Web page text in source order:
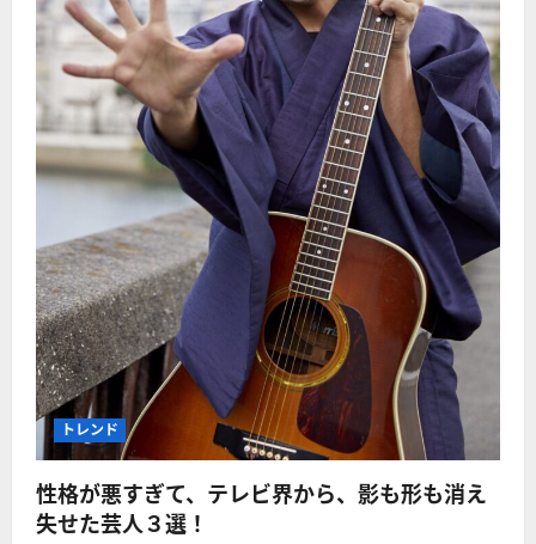
トレンド
性格が悪すぎて、テレビ界から、影も形も消え
失せた芸人３選！